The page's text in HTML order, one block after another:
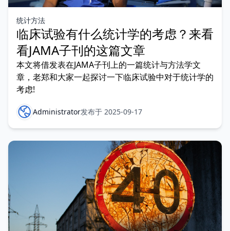
统计方法
临床试验有什么统计学的考虑？来看
看JAMA子刊的这篇文章
本文将借发表在JAMA子刊上的一篇统计与方法学文
章，老郑和大家一起探讨一下临床试验中对于统计学的
考虑!
Administrator发布于 2025-09-17